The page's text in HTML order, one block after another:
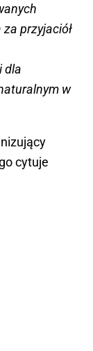
za przyjaciół
dla
w
cytuje